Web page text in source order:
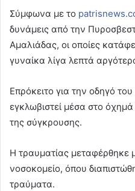
Σύμφωνα με το
δυνάμεις από την
Αμαλιάδας, οι οποίες
γυναίκα λίγα λεπτά
Επρόκειτο για την οδηγό
εγκλωβιστεί μέσα στο
της σύγκρουσης.
Η τραυματίας
νοσοκομείο, όπου
τραύματα.